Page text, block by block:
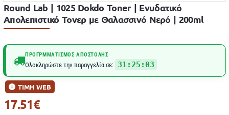
Round Lab | 1025 Dokdo Toner | Ενυδατικό
Απολεπιστικό Τονερ με Θαλασσινό Νερό | 200ml
ΠΡΟΓΡΜΜΑΤΙΣΜΌΣ ΑΠΟΣΤΟΛΉΣ
Ολοκληρώστε την παραγγελία σε: 31:25:02
ΤΙΜΗ WEB
17.51€